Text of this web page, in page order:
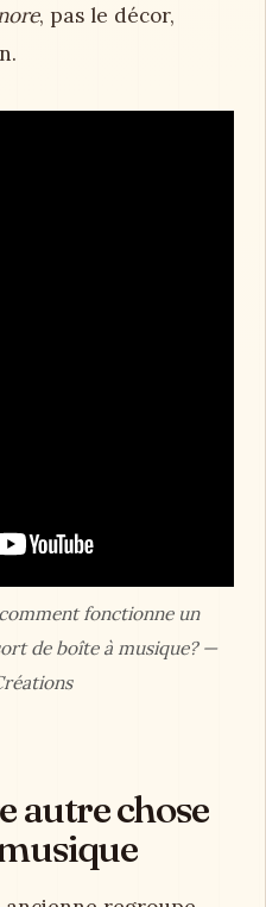
, pas le décor,
fonctionne un
de boîte à musique? —
autre chose